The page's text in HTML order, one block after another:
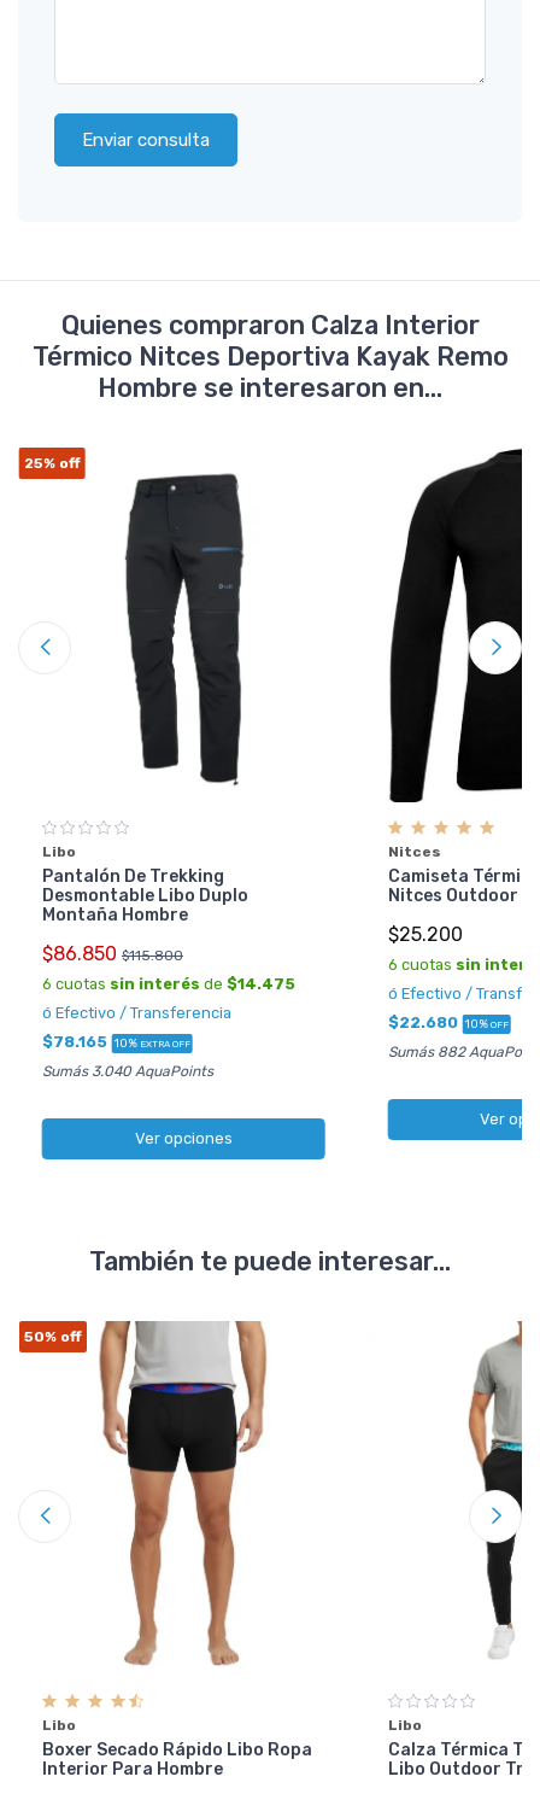
Enviar consulta
Quienes compraron Calza Interior
Térmico Nitces Deportiva Kayak Remo
Hombre se interesaron en...
25% off
Libo
Pantalón De Trekking
Desmontable Libo Duplo
Montaña Hombre
$86.850 $115.800
6 cuotas sin interés de $14.475
ó Efectivo / Transferencia
$78.165 10% EXTRA OFF
Sumás 3.040 AquaPoints
Ver opciones
Nitces
Camiseta
Nitces Outdoor
$25.200
6 cuotas sin
ó Efectivo /
$22.680 10% OFF
Sumás 882
Ver
También te puede interesar...
50% off
Libo
Boxer Secado Rápido Libo Ropa
Interior Para Hombre
Libo
Calza Térmica
Libo Outdoor